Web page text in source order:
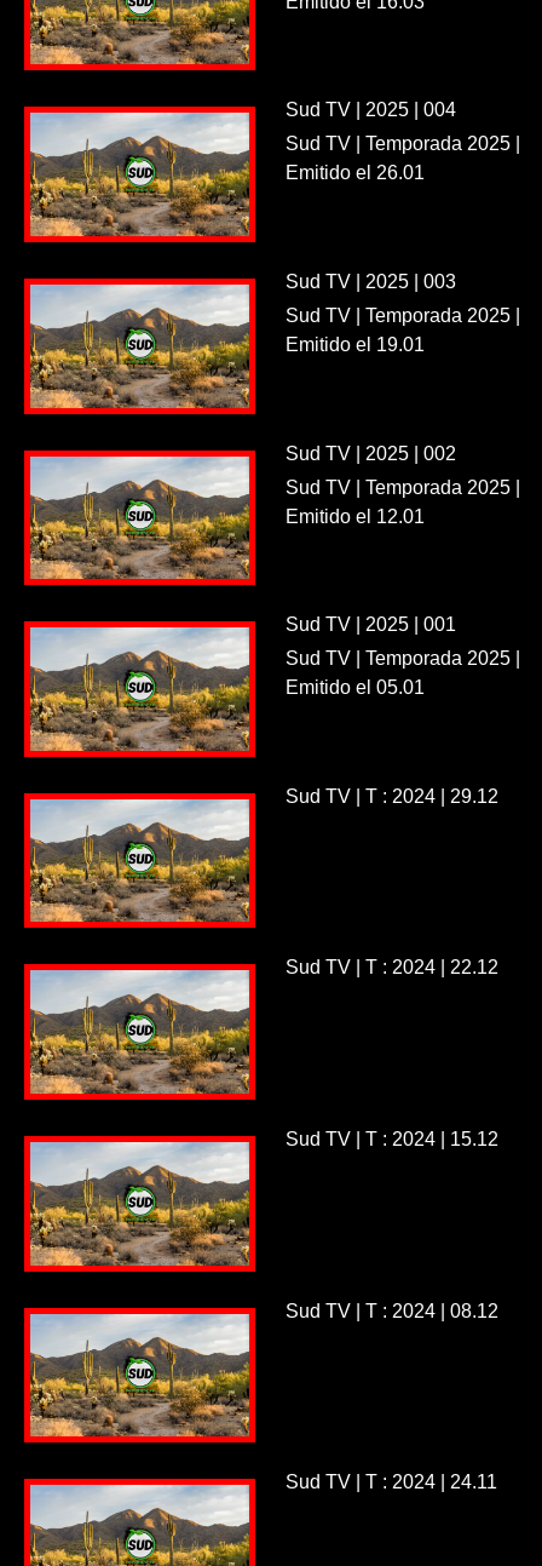
Sud TV | 2025 | 004
Sud TV | Temporada 2025 |
Emitido el 26.01
Sud TV | 2025 | 003
Sud TV | Temporada 2025 |
Emitido el 19.01
Sud TV | 2025 | 002
Sud TV | Temporada 2025 |
Emitido el 12.01
Sud TV | 2025 | 001
Sud TV | Temporada 2025 |
Emitido el 05.01
Sud TV | T : 2024 | 29.12
Sud TV | T : 2024 | 22.12
Sud TV | T : 2024 | 15.12
Sud TV | T : 2024 | 08.12
Sud TV | T : 2024 | 24.11